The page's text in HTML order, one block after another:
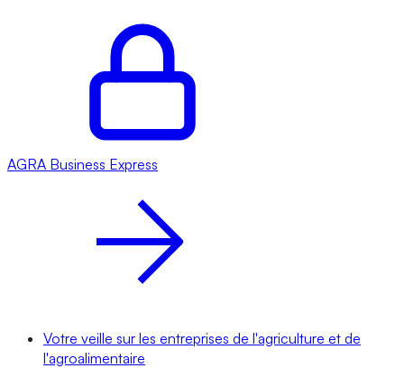
AGRA Business Express
Votre veille sur les entreprises de l'agriculture et de
l'agroalimentaire